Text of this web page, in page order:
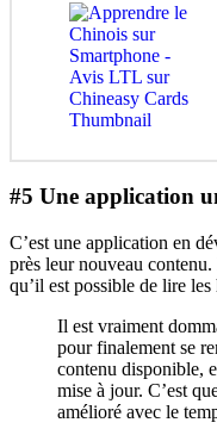
#5 Une application
C’est une application en
près leur nouveau
qu’il est possible de lire
Il est vraiment
pour finalement se
contenu disponible,
mise à jour. C’est
amélioré avec le